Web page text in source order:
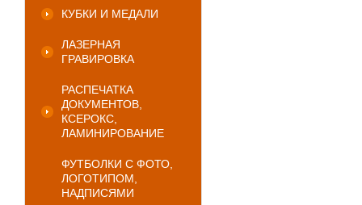
КУБКИ И МЕДАЛИ
ЛАЗЕРНАЯ
ГРАВИРОВКА
РАСПЕЧАТКА
ДОКУМЕНТОВ,
КСЕРОКС,
ЛАМИНИРОВАНИЕ
ФУТБОЛКИ С ФОТО,
ЛОГОТИПОМ,
НАДПИСЯМИ